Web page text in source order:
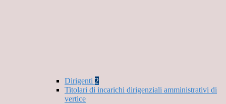
Dirigenti 2
Titolari di incarichi dirigenziali amministrativi di
vertice